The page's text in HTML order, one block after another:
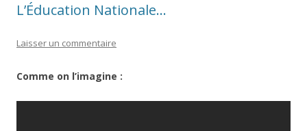
L’Éducation Nationale…
Laisser un commentaire
Comme on l’imagine :